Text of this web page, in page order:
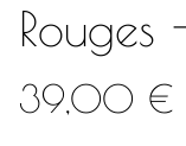
Rouges
39,00 €